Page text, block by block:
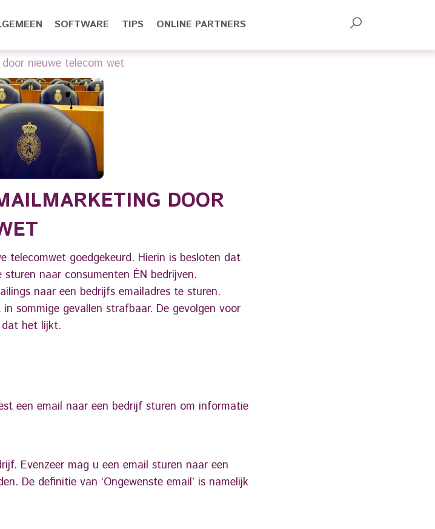
SOFTWARE TIPS ONLINE PARTNERS
nieuwe telecom wet
DOOR
telecomwet goedgekeurd. Hierin is besloten dat
naar consumenten ÉN bedrijven.
naar een bedrijfs emailadres te sturen.
sommige gevallen strafbaar. De gevolgen voor
dat het lijkt.
een email naar een bedrijf sturen om informatie
Evenzeer mag u een email sturen naar een
De definitie van ‘Ongewenste email’ is namelijk